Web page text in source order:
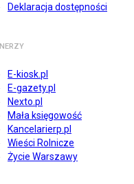
Deklaracja dostępności
E-kiosk.pl
E-gazety.pl
Nexto.pl
Mała księgowość
Kancelarierp.pl
Wieści Rolnicze
Życie Warszawy